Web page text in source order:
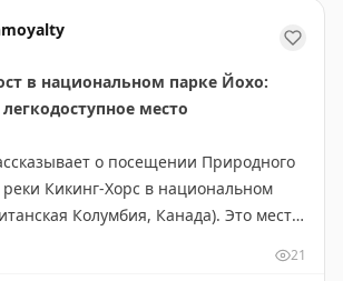
в национальном парке Йохо:
место
о посещении Природного
Кикинг-Хорс в национальном
Колумбия, Канада). Это место
21